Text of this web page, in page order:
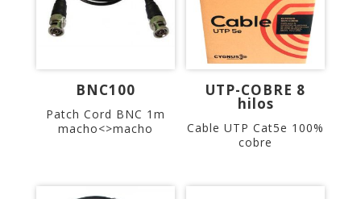
BNC100
Patch Cord BNC 1m
macho<>macho
UTP-COBRE 8
hilos
Cable UTP Cat5e 100%
cobre